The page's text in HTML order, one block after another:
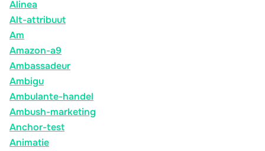
Alinea
Alt-attribuut
Am
Amazon-a9
Ambassadeur
Ambigu
Ambulante-handel
Ambush-marketing
Anchor-test
Animatie